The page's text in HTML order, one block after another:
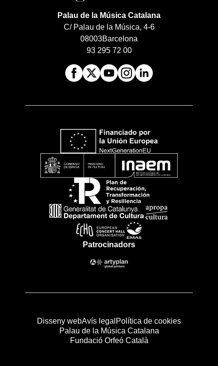
Palau de la Música Catalana
C/ Palau de la Música, 4-6
08003Barcelona
93 295 72 00
Patrocinadors
Disseny webAvís legal Política de cookies
Palau de la Música Catalana
Fundació Orfeó Català